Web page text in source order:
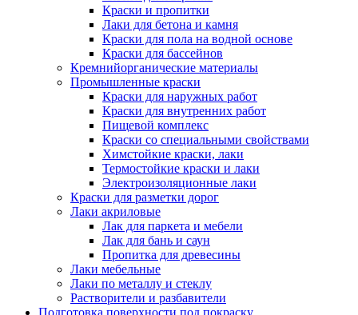
Краски и пропитки
Лаки для бетона и камня
Краски для пола на водной основе
Краски для бассейнов
Кремнийорганические материалы
Промышленные краски
Краски для наружных работ
Краски для внутренних работ
Пищевой комплекс
Краски со специальными свойствами
Химстойкие краски, лаки
Термостойкие краски и лаки
Электроизоляционные лаки
Краски для разметки дорог
Лаки акриловые
Лак для паркета и мебели
Лак для бань и саун
Пропитка для древесины
Лаки мебельные
Лаки по металлу и стеклу
Растворители и разбавители